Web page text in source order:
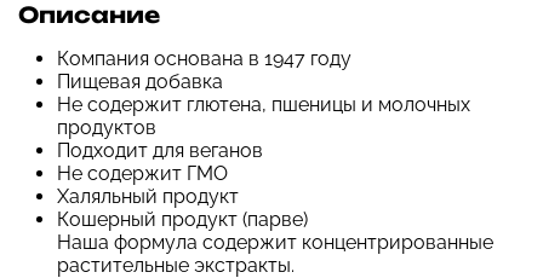
Описание
Компания основана в 1947 году
Пищевая добавка
Не содержит глютена, пшеницы и молочных
продуктов
Подходит для веганов
Не содержит ГМО
Халяльный продукт
Кошерный продукт (парве)
Наша формула содержит концентрированные
растительные экстракты.